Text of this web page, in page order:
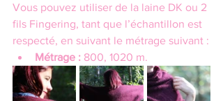
Vous pouvez utiliser de la laine DK ou 2
fils Fingering, tant que l’échantillon est
respecté, en suivant le métrage suivant :
Métrage : 800, 1020 m.